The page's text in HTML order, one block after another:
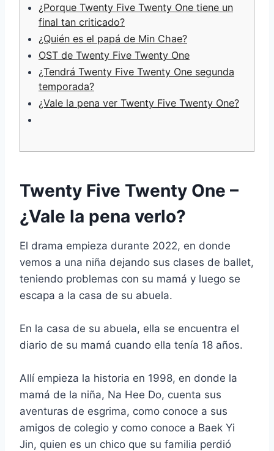
¿Porque Twenty Five Twenty One tiene un
final tan criticado?
¿Quién es el papá de Min Chae?
OST de Twenty Five Twenty One
¿Tendrá Twenty Five Twenty One segunda
temporada?
¿Vale la pena ver Twenty Five Twenty One?
Twenty Five Twenty One –
¿Vale la pena verlo?
El drama empieza durante 2022, en donde
vemos a una niña dejando sus clases de ballet,
teniendo problemas con su mamá y luego se
escapa a la casa de su abuela.
En la casa de su abuela, ella se encuentra el
diario de su mamá cuando ella tenía 18 años.
Allí empieza la historia en 1998, en donde la
mamá de la niña, Na Hee Do, cuenta sus
aventuras de esgrima, como conoce a sus
amigos de colegio y como conoce a Baek Yi
Jin, quien es un chico que su familia perdió